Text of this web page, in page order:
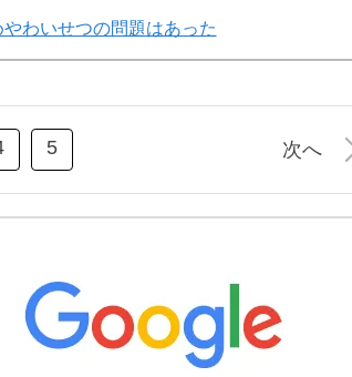
わいせつの問題はあった
5 次へ